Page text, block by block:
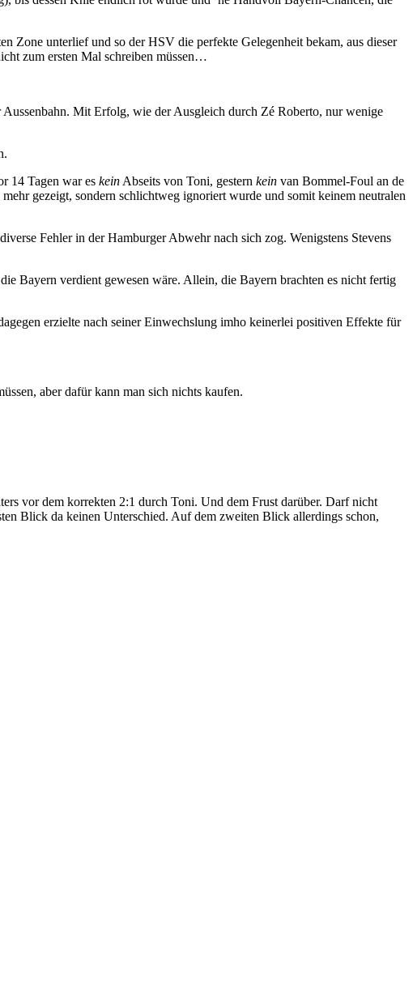
Zone unterlief und so der HSV die perfekte Gelegenheit bekam, aus dieser
zum ersten Mal schreiben müssen…
Aussenbahn. Mit Erfolg, wie der Ausgleich durch Zé Roberto, nur wenige
14 Tagen war es kein Abseits von Toni, gestern kein van Bommel-Foul an de
gezeigt, sondern schlichtweg ignoriert wurde und somit keinem neutralen
Fehler in der Hamburger Abwehr nach sich zog. Wenigstens Stevens
Bayern verdient gewesen wäre. Allein, die Bayern brachten es nicht fertig
erzielte nach seiner Einwechslung imho keinerlei positiven Effekte für
aber dafür kann man sich nichts kaufen.
vor dem korrekten 2:1 durch Toni. Und dem Frust darüber. Darf nicht
Blick da keinen Unterschied. Auf dem zweiten Blick allerdings schon,